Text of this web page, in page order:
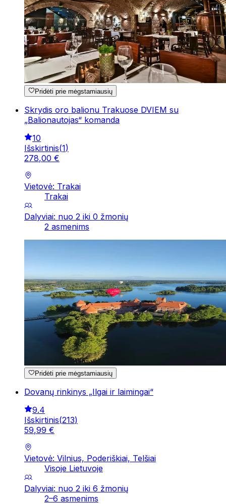
Pridėti prie mėgstamiausių
Skrydis oro balionu Trakuose DVIEM su
„Balionautojas“ komanda
10
Išskirtinis(1)
278,00 €
Vietovė: Trakai
Trakai
Dalyviai: nuo 2 iki 0 žmonių
2 asmenims
Pridėti prie mėgstamiausių
Dovanų rinkinys „Ilgai ir laimingai“
9.4
Išskirtinis(213)
59,99 €
Vietovė: Vilnius, Poderiškiai, Telšiai
Visoje Lietuvoje
Dalyviai: nuo 2 iki 6 žmonių
2–6 asmenims